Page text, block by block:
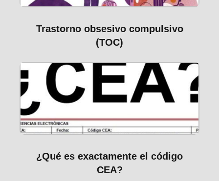
Trastorno obsesivo compulsivo
(TOC)
¿Qué es exactamente el código
CEA?